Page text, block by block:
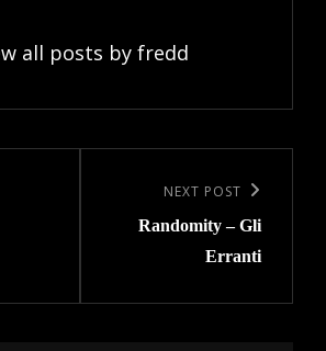
all posts by fredd
Post
NEXT POST
Randomity – Gli
Erranti